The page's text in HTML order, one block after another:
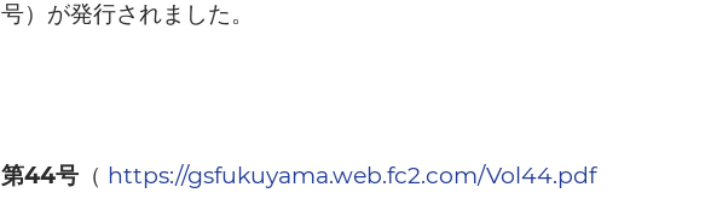
号）が発行されました。
第44号（ https://gsfukuyama.web.fc2.com/Vol44.pdf